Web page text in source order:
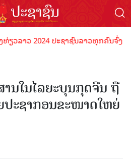
ວລາວ 2024 ປະຊາຊົນລາວທຸກຄົນຈົ່ງພ້
ນໃນໄລຍະບຸນກຸດຈີນ ຖື
ປະຊາກອນຂະໜາດໃຫຍ່